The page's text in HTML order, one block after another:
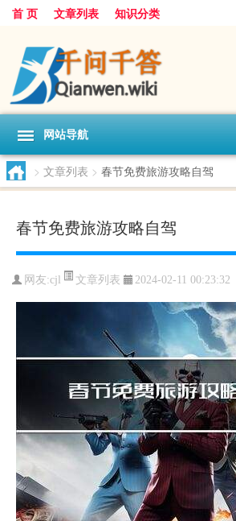
首 页 文章列表 知识分类
网站导航
> 文章列表 > 春节免费旅游攻略自驾
春节免费旅游攻略自驾
网友:cjl 文章列表 2024-02-11 00:23:32